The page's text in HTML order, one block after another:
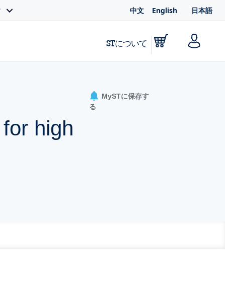
中文 English 日本語
STについて
high
MySTに保存す
る